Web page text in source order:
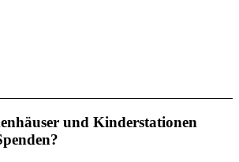
und Kinderstationen